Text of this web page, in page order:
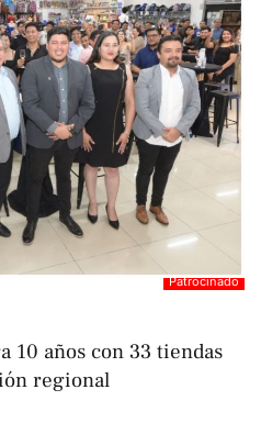
10 años con 33 tiendas
regional